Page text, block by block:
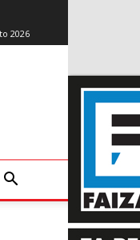
2026